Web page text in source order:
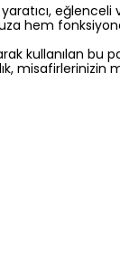
hem
kullanılan bu
misafirlerinizin